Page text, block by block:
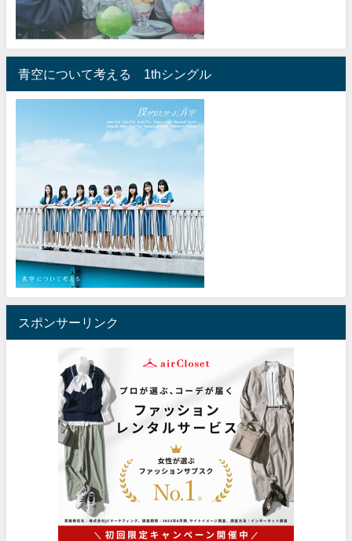
青空について考える 1thシングル
スポンサーリンク